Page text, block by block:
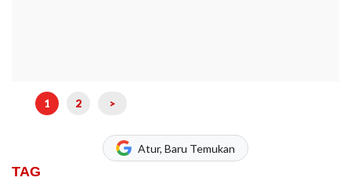
1 2 >
Atur, Baru Temukan
TAG